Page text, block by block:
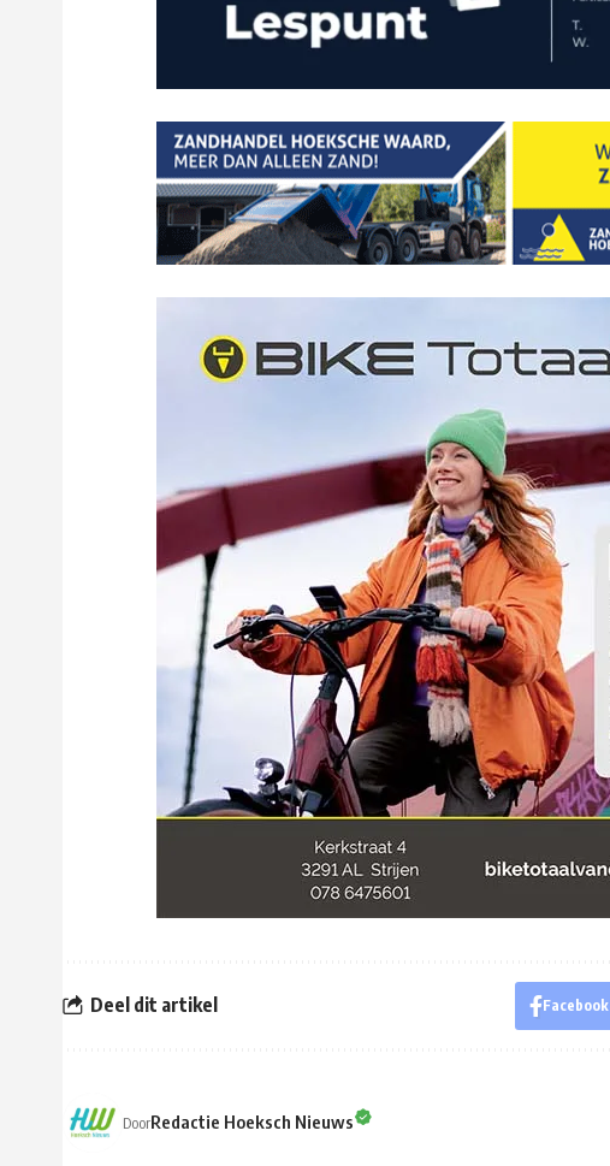
Deel dit artikel Facebook
DoorRedactie Hoeksch Nieuws